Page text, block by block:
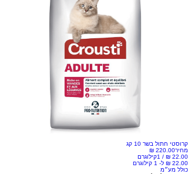
קרוסטי חתול בשר 10 קג
מחיר
/ 1קילוגרם
כולל מע״מ